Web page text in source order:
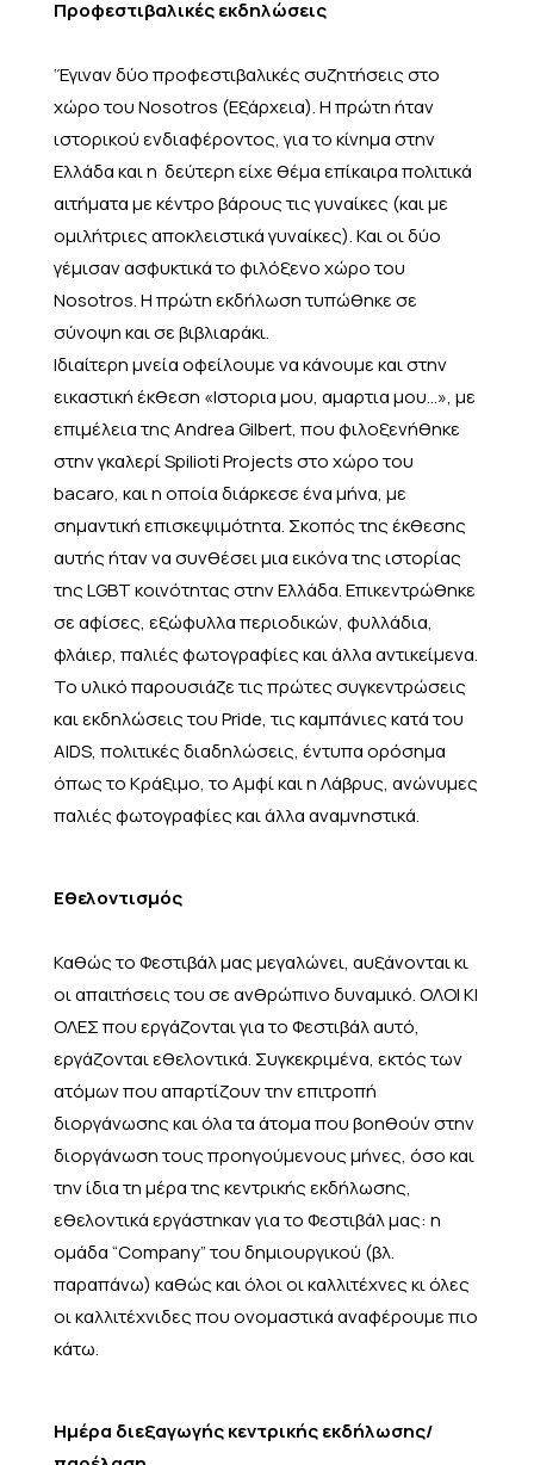
Προφεστιβαλικές εκδηλώσεις
‘Έγιναν δύο προφεστιβαλικές συζητήσεις στο
χώρο του Nosotros (Εξάρχεια). Η πρώτη ήταν
ιστορικού ενδιαφέροντος, για το κίνημα στην
Ελλάδα και η δεύτερη είχε θέμα επίκαιρα πολιτικά
αιτήματα με κέντρο βάρους τις γυναίκες (και με
ομιλήτριες αποκλειστικά γυναίκες). Και οι δύο
γέμισαν ασφυκτικά το φιλόξενο χώρο του
Nosotros. Η πρώτη εκδήλωση τυπώθηκε σε
σύνοψη και σε βιβλιαράκι.
Ιδιαίτερη μνεία οφείλουμε να κάνουμε και στην
εικαστική έκθεση «Ιστορια μου, αμαρτια μου...», με
επιμέλεια της Andrea Gilbert, που φιλοξενήθηκε
στην γκαλερί Spilioti Projects στο χώρο του
bacaro, και η οποία διάρκεσε ένα μήνα, με
σημαντική επισκεψιμότητα. Σκοπός της έκθεσης
αυτής ήταν να συνθέσει μια εικόνα της ιστορίας
της LGBT κοινότητας στην Ελλάδα. Επικεντρώθηκε
σε αφίσες, εξώφυλλα περιοδικών, φυλλάδια,
φλάιερ, παλιές φωτογραφίες και άλλα αντικείμενα.
Το υλικό παρουσιάζε τις πρώτες συγκεντρώσεις
και εκδηλώσεις του Pride, τις καμπάνιες κατά του
AIDS, πολιτικές διαδηλώσεις, έντυπα ορόσημα
όπως το Κράξιμο, το Αμφί και η Λάβρυς, ανώνυμες
παλιές φωτογραφίες και άλλα αναμνηστικά.
Εθελοντισμός
Καθώς το Φεστιβάλ μας μεγαλώνει, αυξάνονται κι
οι απαιτήσεις του σε ανθρώπινο δυναμικό. ΟΛΟΙ ΚΙ
ΟΛΕΣ που εργάζονται για το Φεστιβάλ αυτό,
εργάζονται εθελοντικά. Συγκεκριμένα, εκτός των
ατόμων που απαρτίζουν την επιτροπή
διοργάνωσης και όλα τα άτομα που βοηθούν στην
διοργάνωση τους προηγούμενους μήνες, όσο και
την ίδια τη μέρα της κεντρικής εκδήλωσης,
εθελοντικά εργάστηκαν για το Φεστιβάλ μας: η
ομάδα “Company” του δημιουργικού (βλ.
παραπάνω) καθώς και όλοι οι καλλιτέχνες κι όλες
οι καλλιτέχνιδες που ονομαστικά αναφέρουμε πιο
κάτω.
Ημέρα διεξαγωγής κεντρικής εκδήλωσης/